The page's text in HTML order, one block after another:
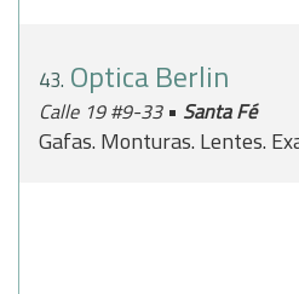
43. Optica Berlin
Calle 19 #9-33 • Santa Fé
Gafas. Monturas. Lentes.